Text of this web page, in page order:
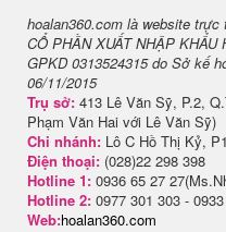
hoalan360.com là website
CỔ PHẦN XUẤT NHẬP KHẨU
GPKD 0313524315 do Sở kế
06/11/2015
Trụ sở: 413 Lê Văn Sỹ, P.2,
Phạm Văn Hai với Lê Văn Sỹ)
Chi nhánh: Lô C Hồ Thị Kỷ,
Điện thoại: (028)22 298 398
Hotline 1: 0936 65 27
Hotline 2: 0977 301 303 -
Web:hoalan360.com